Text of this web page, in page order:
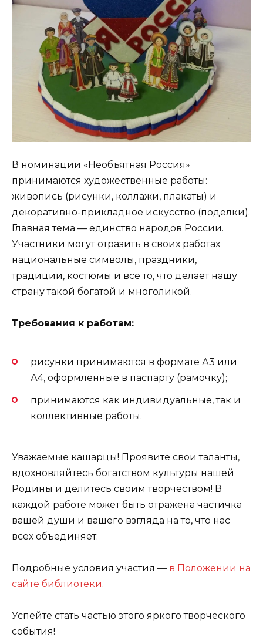
В номинации «Необъятная Россия»
принимаются художественные работы:
живопись (рисунки, коллажи, плакаты) и
декоративно-прикладное искусство (поделки).
Главная тема — единство народов России.
Участники могут отразить в своих работах
национальные символы, праздники,
традиции, костюмы и все то, что делает нашу
страну такой богатой и многоликой.
Требования к работам:
рисунки принимаются в формате А3 или
А4, оформленные в паспарту (рамочку);
принимаются как индивидуальные, так и
коллективные работы.
Уважаемые кашарцы! Проявите свои таланты,
вдохновляйтесь богатством культуры нашей
Родины и делитесь своим творчеством! В
каждой работе может быть отражена частичка
вашей души и вашего взгляда на то, что нас
всех объединяет.
Подробные условия участия — в Положении на
сайте библиотеки.
Успейте стать частью этого яркого творческого
события!